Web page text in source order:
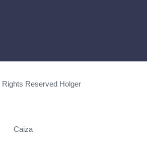
Reserved Holger
Caiza